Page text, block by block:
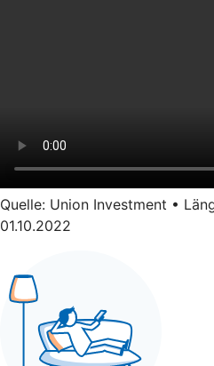
Quelle: Union Investment •
01.10.2022